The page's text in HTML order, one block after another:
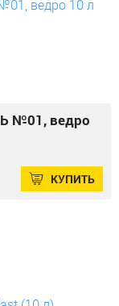
№01, ведро
КУПИТЬ